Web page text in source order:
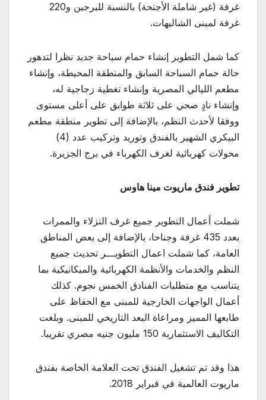
غرفة (غير شاملة الأجنحة) بالنسبة للبرجين و220
غرفة لمبنى الشاليهات.
كما شمل التطوير إنشاء حمام سباحة جديد نظرا لتدهور
حالة حمام السباحة السابق والمنطقة المحيطة، وإنشاء
مطعم الليالي المصرية وإنشاء تغطية زجاجية له،
وإنشاء نادٍ صحي على ثلاثة طوابق على أعلى مستوى
ووفقا لأحدث النظم، بالإضافة إلى تطوير منطقة مطعم
البيكري الشهير بالفندق وتوريد وتركيب عدد (4)
محولات كهربائية لغرف الكهرباء في برج الجزيرة.
تطوير فندق ماريوت مينا هاوس
شملت أعمال التطوير جميع غرف النزلاء والممرات
بعدد 435 غرفة وجناحا، بالإضافة إلى بعض المناطق
العامة، كما شملت اعمال التطويـــر تحديث جميع
النظم والخدمات والأنظمة الكهربائية والميكانيكية بما
يتناسب مع متطلبات الفنادق الخمس نجوم. كذلك
أعمال الواجهات الخارجية للمبنى مع الحفاظ على
طابعها المميز ومراعاة البعد التاريخي للمبنى. وبلغت
التكاليف الاستثمارية 150 مليون جنيه مصري تقريبا.
هذا وقد تم تشغيل الفندق تحت العلامة الخاصة بفندق
ماريوت العالمية في فبراير 2018.